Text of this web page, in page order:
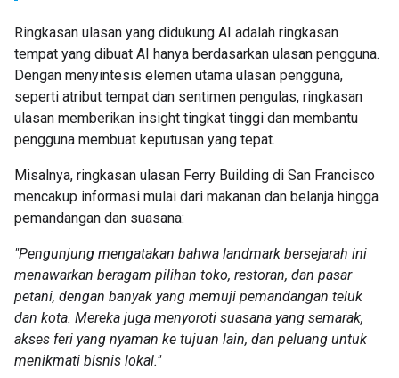
Ringkasan ulasan yang didukung AI adalah ringkasan
tempat yang dibuat AI hanya berdasarkan ulasan pengguna.
Dengan menyintesis elemen utama ulasan pengguna,
seperti atribut tempat dan sentimen pengulas, ringkasan
ulasan memberikan insight tingkat tinggi dan membantu
pengguna membuat keputusan yang tepat.
Misalnya, ringkasan ulasan Ferry Building di San Francisco
mencakup informasi mulai dari makanan dan belanja hingga
pemandangan dan suasana:
"Pengunjung mengatakan bahwa landmark bersejarah ini
menawarkan beragam pilihan toko, restoran, dan pasar
petani, dengan banyak yang memuji pemandangan teluk
dan kota. Mereka juga menyoroti suasana yang semarak,
akses feri yang nyaman ke tujuan lain, dan peluang untuk
menikmati bisnis lokal."